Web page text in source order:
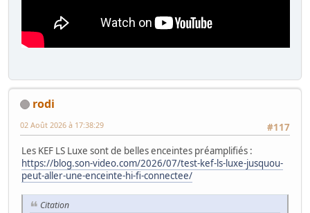
rodi
#117
02 Août 2026 à 17:38:29
Les KEF LS Luxe sont de belles enceintes préamplifiés :
https://blog.son-video.com/2026/07/test-kef-ls-luxe-jusquou-
peut-aller-une-enceinte-hi-fi-connectee/
Citation